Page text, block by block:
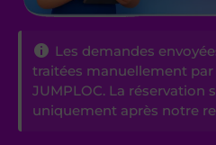
Les demandes
traitées manuellement
JUMPLOC. La réservation
uniquement après notre